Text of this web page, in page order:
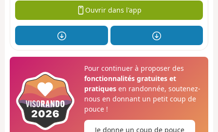
Ouvrir dans l'app
Pour continuer à proposer des
fonctionnalités gratuites et
pratiquesen randonnée, soutenez-
nous en donnant un petit coup de
pouce !
Je donne un coup de pouce